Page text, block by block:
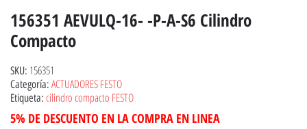
156351 AEVULQ-16- -P-A-S6 Cilindro
Compacto
SKU: 156351
Categoría: ACTUADORES FESTO
Etiqueta: cilindro compacto FESTO
5% DE DESCUENTO EN LA COMPRA EN LINEA